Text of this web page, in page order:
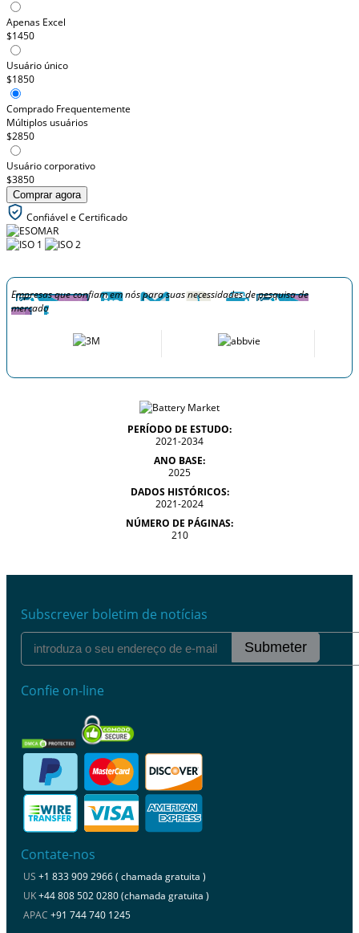
Apenas Excel
$1450
Usuário único
$1850
Comprado Frequentemente
Múltiplos usuários
$2850
Usuário corporativo
$3850
Comprar agora
Confiável e Certificado
Empresas que confiam em nós para suas necessidades de pesquisa de
mercado
PERÍODO DE ESTUDO:
2021-2034
ANO BASE:
2025
DADOS HISTÓRICOS:
2021-2024
NÚMERO DE PÁGINAS:
210
Subscrever boletim de notícias
Submeter
Confie on-line
Contate-nos
US +1 833 909 2966 ( chamada gratuita )
UK+44 808 502 0280 (chamada gratuita )
APAC +91 744 740 1245